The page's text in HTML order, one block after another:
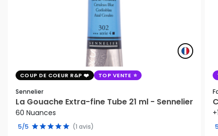
COUP DE COEUR R&P TOP VENTE
Sennelier
La Gouache Extra-fine Tube 21 ml - Sennelier
60 Nuances
5/5 (1 avis)